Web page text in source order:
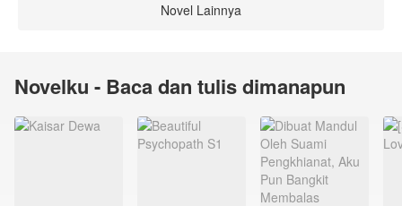
Novel Lainnya
Novelku - Baca dan tulis dimanapun